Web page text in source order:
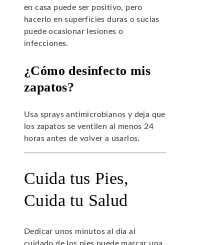
en casa puede ser positivo, pero
hacerlo en superficies duras o sucias
puede ocasionar lesiones o
infecciones.
¿Cómo desinfecto mis
zapatos?
Usa sprays antimicrobianos y deja que
los zapatos se ventilen al menos 24
horas antes de volver a usarlos.
Cuida tus Pies,
Cuida tu Salud
Dedicar unos minutos al día al